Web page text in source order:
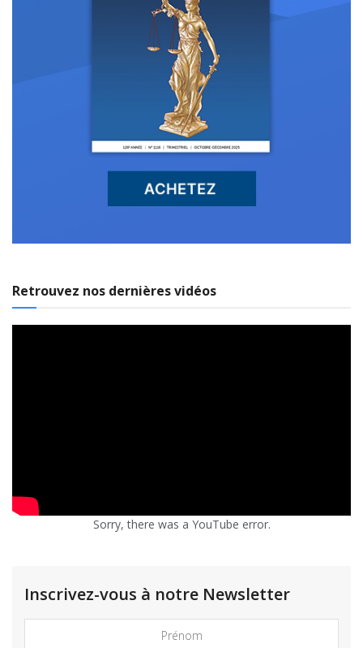
Retrouvez nos dernières vidéos
Sorry, there was a YouTube error.
Inscrivez-vous à notre Newsletter